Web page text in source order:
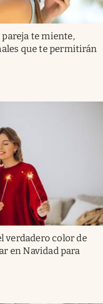
te miente,
que te permitirán
verdadero color de
en Navidad para